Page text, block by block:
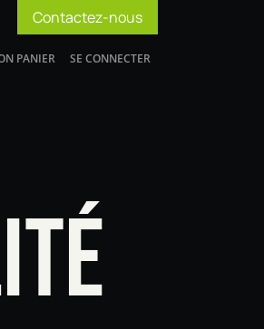
Contactez-nous
PANIER SE CONNECTER